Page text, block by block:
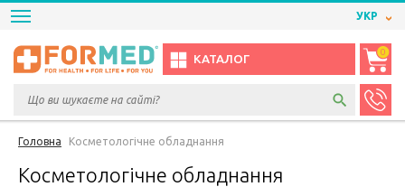
УКР
КАТАЛОГ
0
Головна Косметологічне обладнання
Косметологічне обладнання